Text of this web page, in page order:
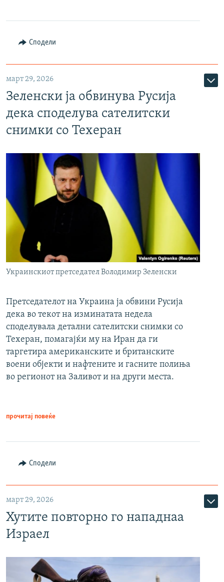
Сподели
март 29, 2026
Зеленски ја обвинува Русија
дека споделува сателитски
снимки со Техеран
Украинскиот претседател Володимир Зеленски
Претседателот на Украина ја обвини Русија
дека во текот на изминатата недела
споделувала детални сателитски снимки со
Техеран, помагајќи му на Иран да ги
таргетира американските и британските
воени објекти и нафтените и гасните полиња
во регионот на Заливот и на други места.
прочитај повеќе
Сподели
март 29, 2026
Хутите повторно го нападнаа
Израел